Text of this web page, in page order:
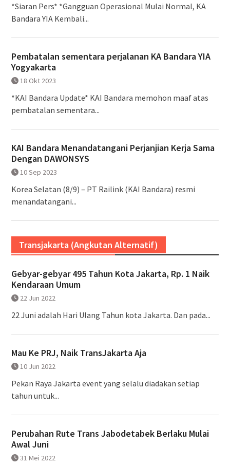
*Siaran Pers* *Gangguan Operasional Mulai Normal, KA
Bandara YIA Kembali...
Pembatalan sementara perjalanan KA Bandara YIA
Yogyakarta
18 Okt 2023
*KAI Bandara Update* KAI Bandara memohon maaf atas
pembatalan sementara...
KAI Bandara Menandatangani Perjanjian Kerja Sama
Dengan DAWONSYS
10 Sep 2023
Korea Selatan (8/9) – PT Railink (KAI Bandara) resmi
menandatangani...
Transjakarta (Angkutan Alternatif)
Gebyar-gebyar 495 Tahun Kota Jakarta, Rp. 1 Naik
Kendaraan Umum
22 Jun 2022
22 Juni adalah Hari Ulang Tahun kota Jakarta. Dan pada...
Mau Ke PRJ, Naik TransJakarta Aja
10 Jun 2022
Pekan Raya Jakarta event yang selalu diadakan setiap
tahun untuk...
Perubahan Rute Trans Jabodetabek Berlaku Mulai
Awal Juni
31 Mei 2022